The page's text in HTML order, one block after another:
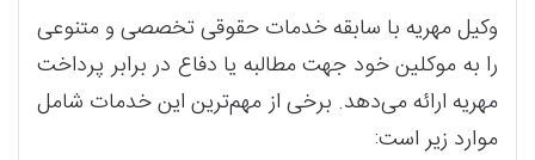
وکیل مهریه با سابقه خدمات حقوقی تخصصی و متنوعی
را به موکلین خود جهت مطالبه یا دفاع در برابر پرداخت
مهریه ارائه می‌دهد. برخی از مهم‌ترین این خدمات شامل
موارد زیر است: